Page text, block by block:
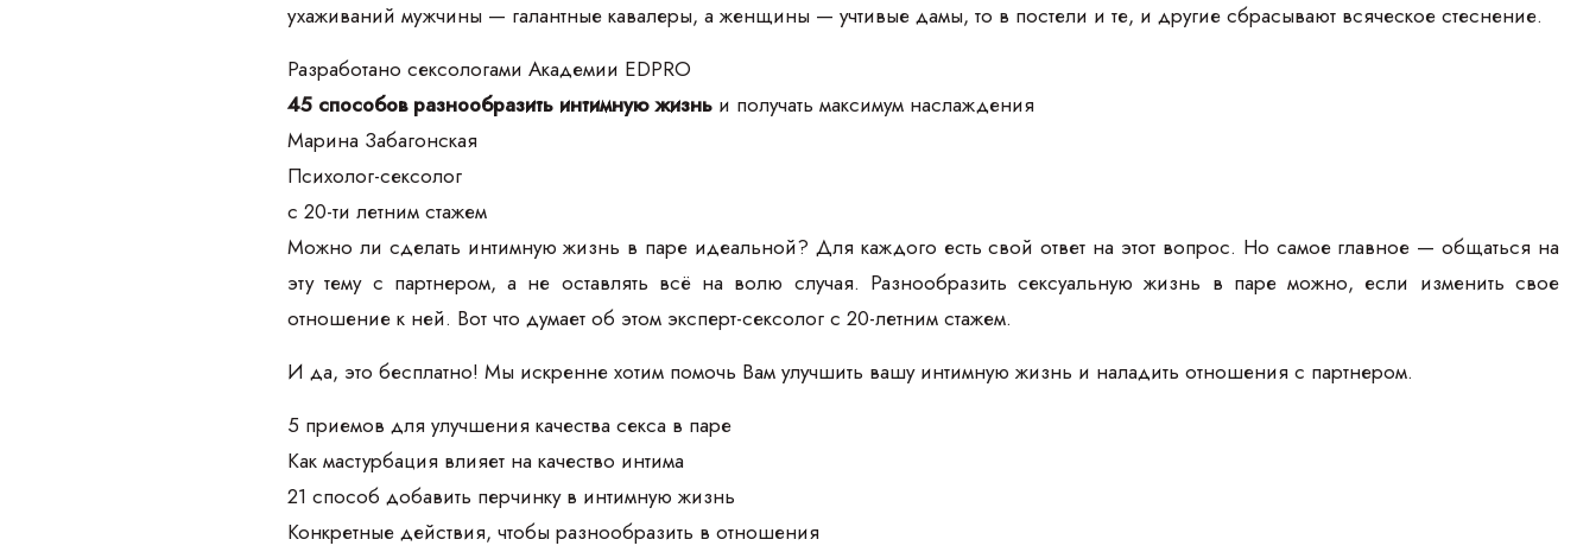
ухаживаний мужчины — галантные кавалеры, а женщины — учтивые дамы, то в постели и те, и другие сбрасывают всяческое стеснение.
Разработано сексологами Академии EDPRO
45 способов разнообразить интимную жизнь и получать максимум наслаждения
Марина Забагонская
Психолог-сексолог
с 20-ти летним стажем
Можно ли сделать интимную жизнь в паре идеальной? Для каждого есть свой ответ на этот вопрос. Но самое главное — общаться на
эту тему с партнером, а не оставлять всё на волю случая. Разнообразить сексуальную жизнь в паре можно, если изменить свое
отношение к ней. Вот что думает об этом эксперт-сексолог с 20-летним стажем.
И да, это бесплатно! Мы искренне хотим помочь Вам улучшить вашу интимную жизнь и наладить отношения с партнером.
5 приемов для улучшения качества секса в паре
Как мастурбация влияет на качество интима
21 способ добавить перчинку в интимную жизнь
Конкретные действия, чтобы разнообразить в отношения